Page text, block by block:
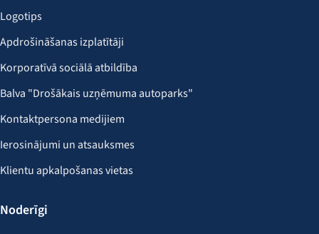
Logotips
Apdrošināšanas izplatītāji
Korporatīvā sociālā atbildība
Balva "Drošākais uzņēmuma autoparks"
Kontaktpersona medijiem
Ierosinājumi un atsauksmes
Klientu apkalpošanas vietas
Noderīgi